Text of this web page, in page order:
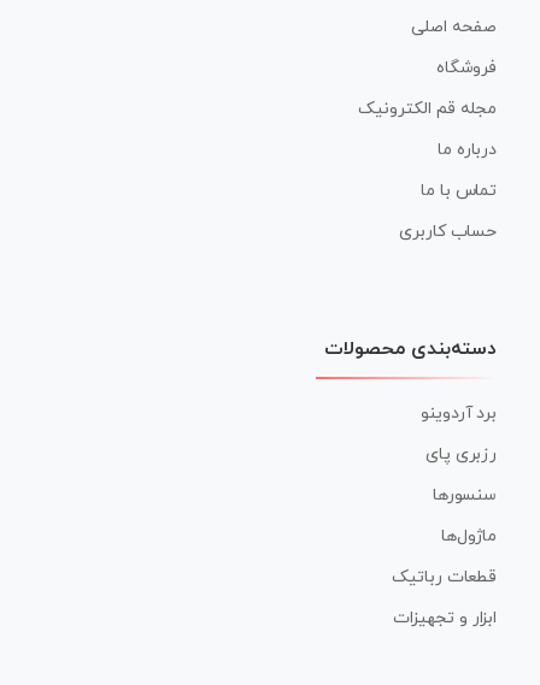
صفحه اصلی
فروشگاه
مجله قم الکترونیک
درباره ما
تماس با ما
حساب کاربری
دسته‌بندی محصولات
برد آردوینو
رزبری پای
سنسورها
ماژول‌ها
قطعات رباتیک
ابزار و تجهیزات